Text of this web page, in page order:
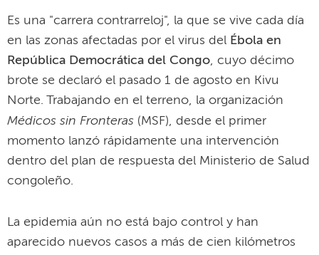
Es una "carrera contrarreloj", la que se vive cada día
en las zonas afectadas por el virus del Ébola en
República Democrática del Congo, cuyo décimo
brote se declaró el pasado 1 de agosto en Kivu
Norte. Trabajando en el terreno, la organización
Médicos sin Fronteras (MSF), desde el primer
momento lanzó rápidamente una intervención
dentro del plan de respuesta del Ministerio de Salud
congoleño.
La epidemia aún no está bajo control y han
aparecido nuevos casos a más de cien kilómetros